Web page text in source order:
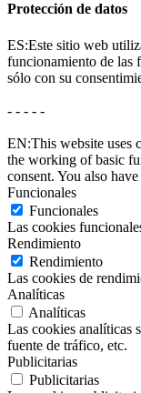
Protección de datos
ES:Este sitio web
funcionamiento de las
sólo con su
- - - - -
EN:This website uses
the working of basic
consent. You also
Funcionales
Funcionales
Las cookies
Rendimiento
Rendimiento
Las cookies de
Analíticas
Analíticas
Las cookies analíticas
fuente de tráfico, etc.
Publicitarias
Publicitarias